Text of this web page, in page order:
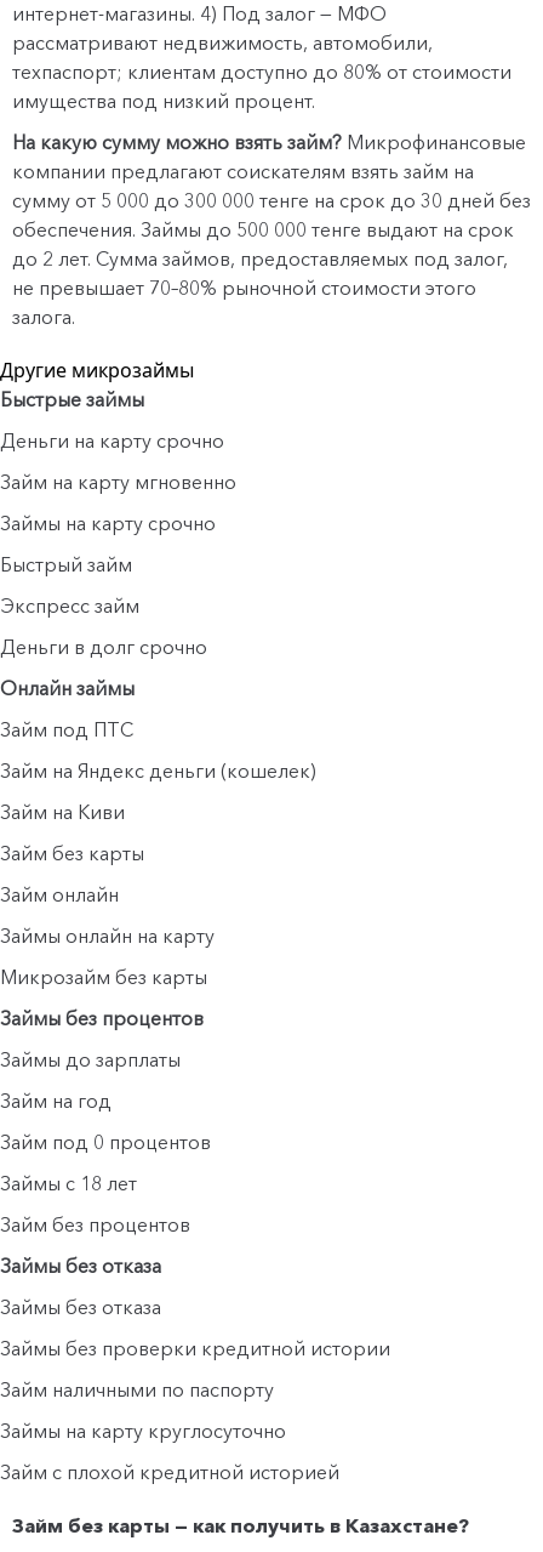
интернет-магазины. 4) Под залог — МФО
рассматривают недвижимость, автомобили,
техпаспорт; клиентам доступно до 80% от стоимости
имущества под низкий процент.
На какую сумму можно взять займ? Микрофинансовые
компании предлагают соискателям взять займ на
сумму от 5 000 до 300 000 тенге на срок до 30 дней без
обеспечения. Займы до 500 000 тенге выдают на срок
до 2 лет. Сумма займов, предоставляемых под залог,
не превышает 70–80% рыночной стоимости этого
залога.
Другие микрозаймы
Быстрые займы
Деньги на карту срочно
Займ на карту мгновенно
Займы на карту срочно
Быстрый займ
Экспресс займ
Деньги в долг срочно
Онлайн займы
Займ под ПТС
Займ на Яндекс деньги (кошелек)
Займ на Киви
Займ без карты
Займ онлайн
Займы онлайн на карту
Микрозайм без карты
Займы без процентов
Займы до зарплаты
Займ на год
Займ под 0 процентов
Займы с 18 лет
Займ без процентов
Займы без отказа
Займы без отказа
Займы без проверки кредитной истории
Займ наличными по паспорту
Займы на карту круглосуточно
Займ с плохой кредитной историей
Займ без карты — как получить в Казахстане?